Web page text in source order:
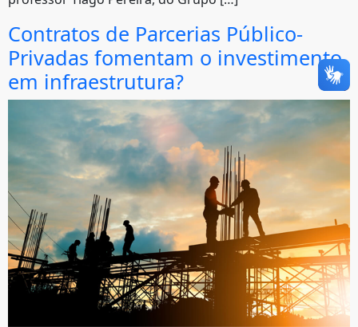
Contratos de Parcerias Público-
Privadas fomentam o investimento
em infraestrutura?